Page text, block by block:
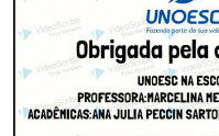
Biblioteca
Editora